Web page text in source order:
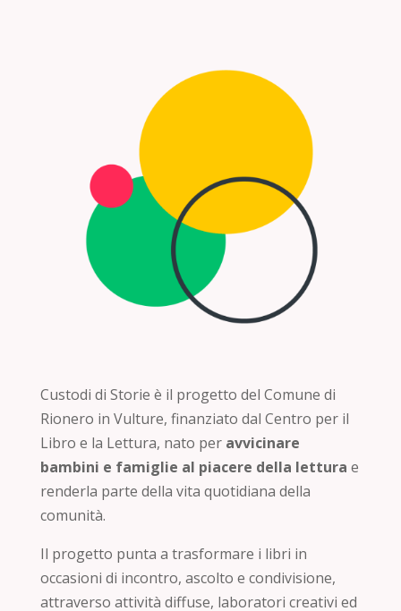
Custodi di Storie è il progetto del Comune di
Rionero in Vulture, finanziato dal Centro per il
Libro e la Lettura, nato per avvicinare
bambini e famiglie al piacere della lettura e
renderla parte della vita quotidiana della
comunità.
Il progetto punta a trasformare i libri in
occasioni di incontro, ascolto e condivisione,
attraverso attività diffuse, laboratori creativi ed